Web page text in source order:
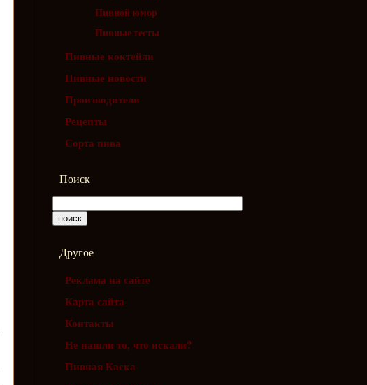
Пивной юмор
Пивные тесты
Пивные коктейли
Пивные новости
Производители
Рецепты
Сорта пива
Поиск
Другое
Реклама на сайте
Карта сайта
Контакты
Не нашли то, что искали?
Пивная Каска